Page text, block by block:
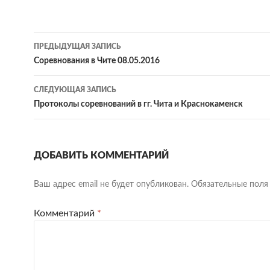
Навигация
по
записям
ПРЕДЫДУЩАЯ ЗАПИСЬ
Соревнования в Чите 08.05.2016
СЛЕДУЮЩАЯ ЗАПИСЬ
Протоколы соревнований в гг. Чита и Краснокаменск
ДОБАВИТЬ КОММЕНТАРИЙ
Ваш адрес email не будет опубликован. Обязательные
Комментарий *